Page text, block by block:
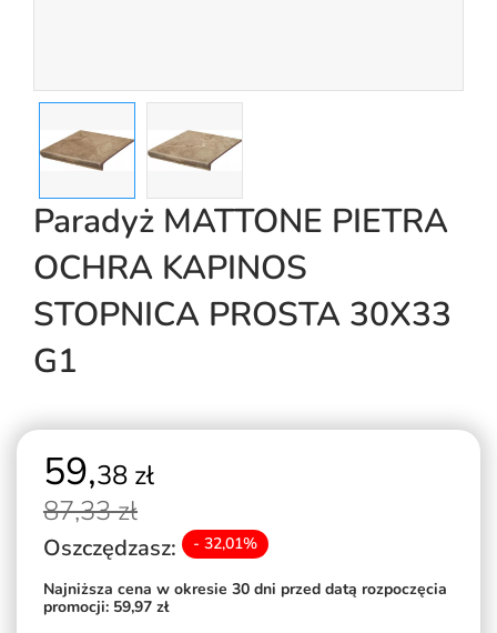
Paradyż MATTONE PIETRA
OCHRA KAPINOS
STOPNICA PROSTA 30X33
G1
59,38 zł
87,33 zł
Oszczędzasz: - 32,01%
Najniższa cena w okresie 30 dni przed datą rozpoczęcia
promocji: 59,97 zł